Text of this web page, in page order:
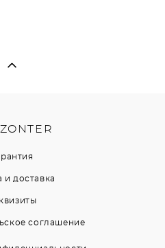
ZONTER
и доставка
соглашение